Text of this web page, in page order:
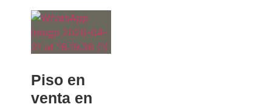
Piso en
venta en